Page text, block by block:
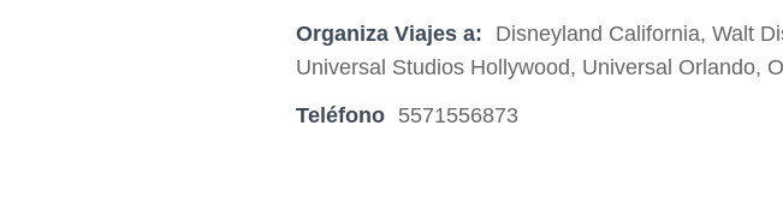
Organiza Viajes a:
Disneyland California, Walt
Universal Studios Hollywood, Universal Orlando,
Teléfono 5571556873